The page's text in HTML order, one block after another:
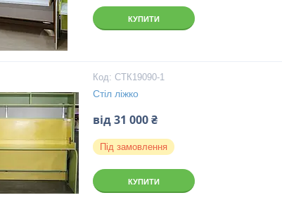
КУПИТИ
СТК19090-1
Стіл ліжко
від 31 000 ₴
Під замовлення
КУПИТИ